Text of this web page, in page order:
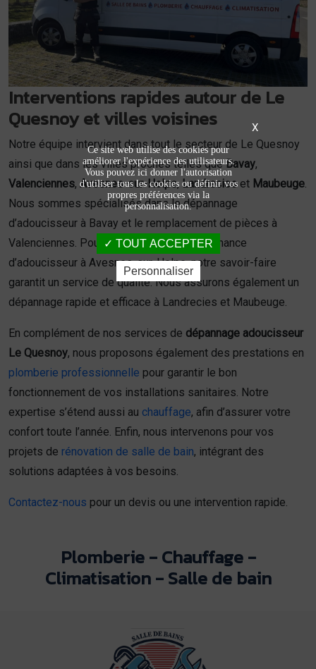
Interventions rapides autour de Le
Quesnoy et villes voisines
Notre équipe intervient dans tout le secteur de Le Quesnoy
ainsi que dans les villes proches telles queBavay,
Valenciennes, Avesnes-sur-Helpe, Landrecieset Maubeuge
Nous sommes spécialisés dans le dépannage
d’adoucisseur à Bavay et le remplacement de pièces à
Valenciennes. Pour vos besoins en maintenance
d’adoucisseur à Avesnes-sur-Helpe, notre savoir-faire
garantit un service de qualité. Nous assurons également un
dépannage rapide et efficace à Landrecies et Maubeuge.
En complément de nos services de dépannage adoucisseur
Le Quesnoy, nous proposons également des prestations en
plomberie professionnelle pour garantir le bon
fonctionnement de vos installations sanitaires. Notre
expertise s’étend aussi au chauffage, afin d’assurer votre
confort toute l’année. Enfin, nous intervenons pour vos
projets de rénovation de salle de bain, intégrant des
solutions adaptées à vos besoins.
Contactez-nous pour un devis ou une intervention rapide.
Plomberie - Chauffage -
Climatisation - Salle de bain
X
Ce site web utilise des cookies pour
améliorer l'expérience des utilisateurs.
Vous pouvez ici donner l'autorisation
d'utiliser tous les cookies ou définir vos
propres préférences via la
personnalisation.
TOUT ACCEPTER
Personnaliser